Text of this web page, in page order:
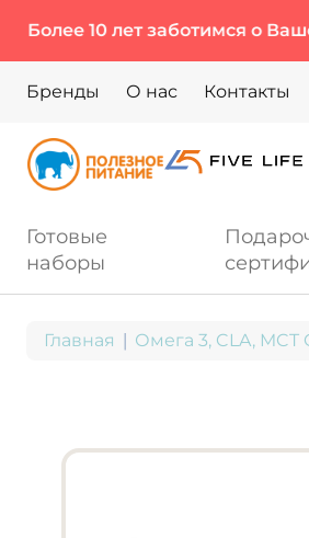
10 лет заботимся о Вашем
Бренды О нас Контакты
Готовые
наборы
Главная Омега 3, CLA, MCT